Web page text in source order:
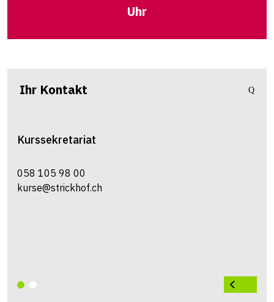
Uhr
Ihr Kontakt
Kurssekretariat
058 105 98 00
kurse@strickhof.ch